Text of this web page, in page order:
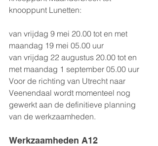
knooppunt Lunetten:
van vrijdag 9 mei 20.00 tot en met
maandag 19 mei 05.00 uur
van vrijdag 22 augustus 20.00 tot en
met maandag 1 september 05.00 uur
Voor de richting van Utrecht naar
Veenendaal wordt momenteel nog
gewerkt aan de definitieve planning
van de werkzaamheden.
Werkzaamheden A12